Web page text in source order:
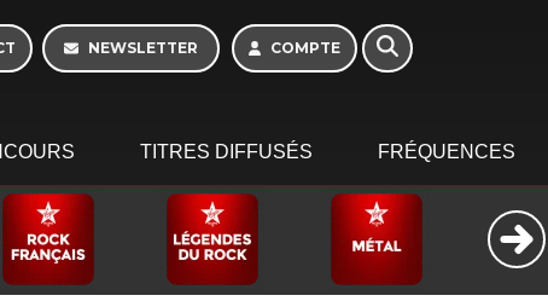
NEWSLETTER COMPTE
TITRES DIFFUSÉS FRÉQUENCES